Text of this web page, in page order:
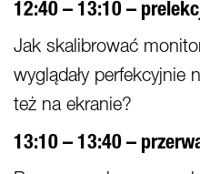
12:40 – 13:10 –
Jak skalibrować
wyglądały perfekcyjnie
też na ekranie?
13:10 – 13:40 –